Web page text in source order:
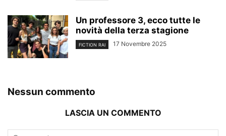
Un professore 3, ecco tutte le
novità della terza stagione
FICTION RAI 17 Novembre 2025
Nessun commento
LASCIA UN COMMENTO